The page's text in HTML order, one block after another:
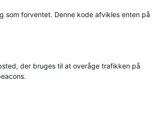
som forventet. Denne kode afvikles enten på
der bruges til at overåge trafikken på